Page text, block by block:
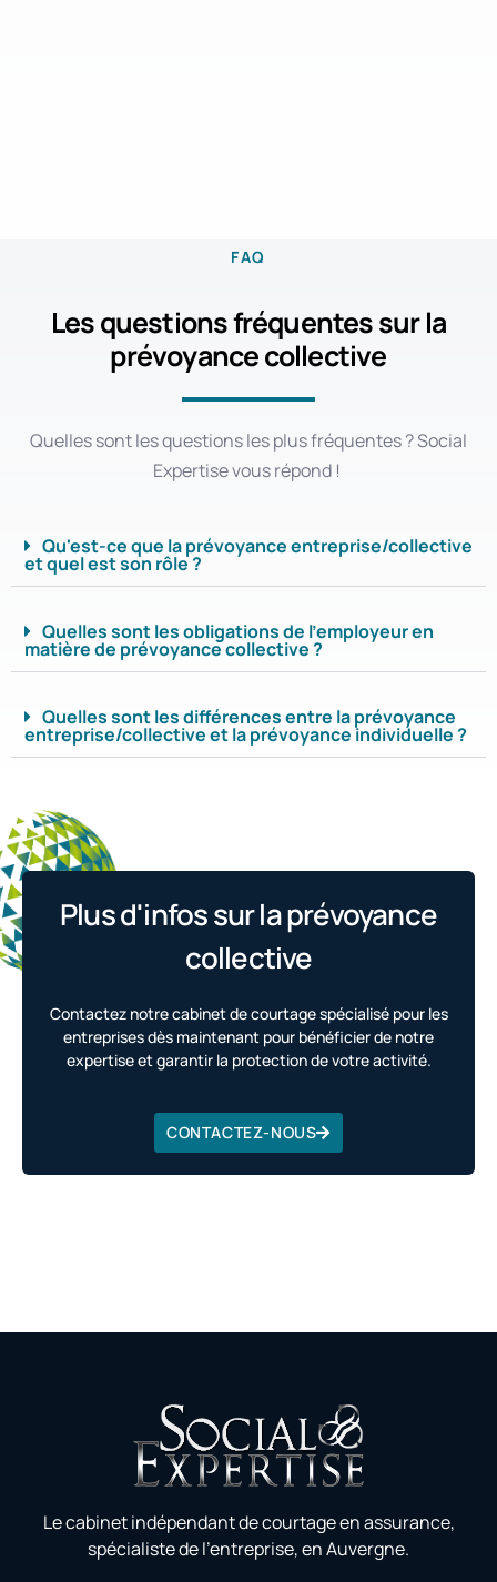
FAQ
Les questions fréquentes sur la
prévoyance collective
Quelles sont les questions les plus fréquentes ? Social
Expertise vous répond !
Qu'est-ce que la prévoyance entreprise/collective
et quel est son rôle ?
Quelles sont les obligations de l'employeur en
matière de prévoyance collective ?
Quelles sont les différences entre la prévoyance
entreprise/collective et la prévoyance individuelle ?
Plus d'infos sur la prévoyance
collective
Contactez notre cabinet de courtage spécialisé pour les
entreprises dès maintenant pour bénéficier de notre
expertise et garantir la protection de votre activité.
CONTACTEZ-NOUS
Le cabinet indépendant de courtage en assurance,
spécialiste de l’entreprise, en Auvergne.